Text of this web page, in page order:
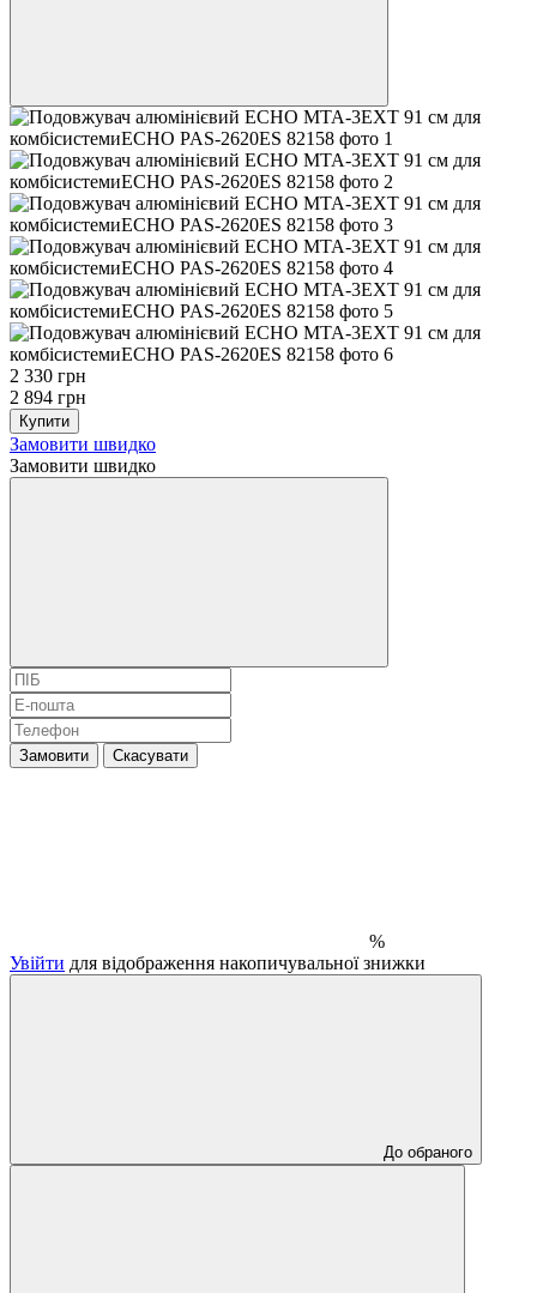
2 330 грн
2 894 грн
Купити
Замовити швидко
Замовити швидко
Замовити Скасувати
%
Увійти для відображення накопичувальної знижки
До обраного